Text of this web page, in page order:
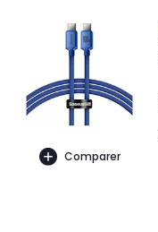
Comparer